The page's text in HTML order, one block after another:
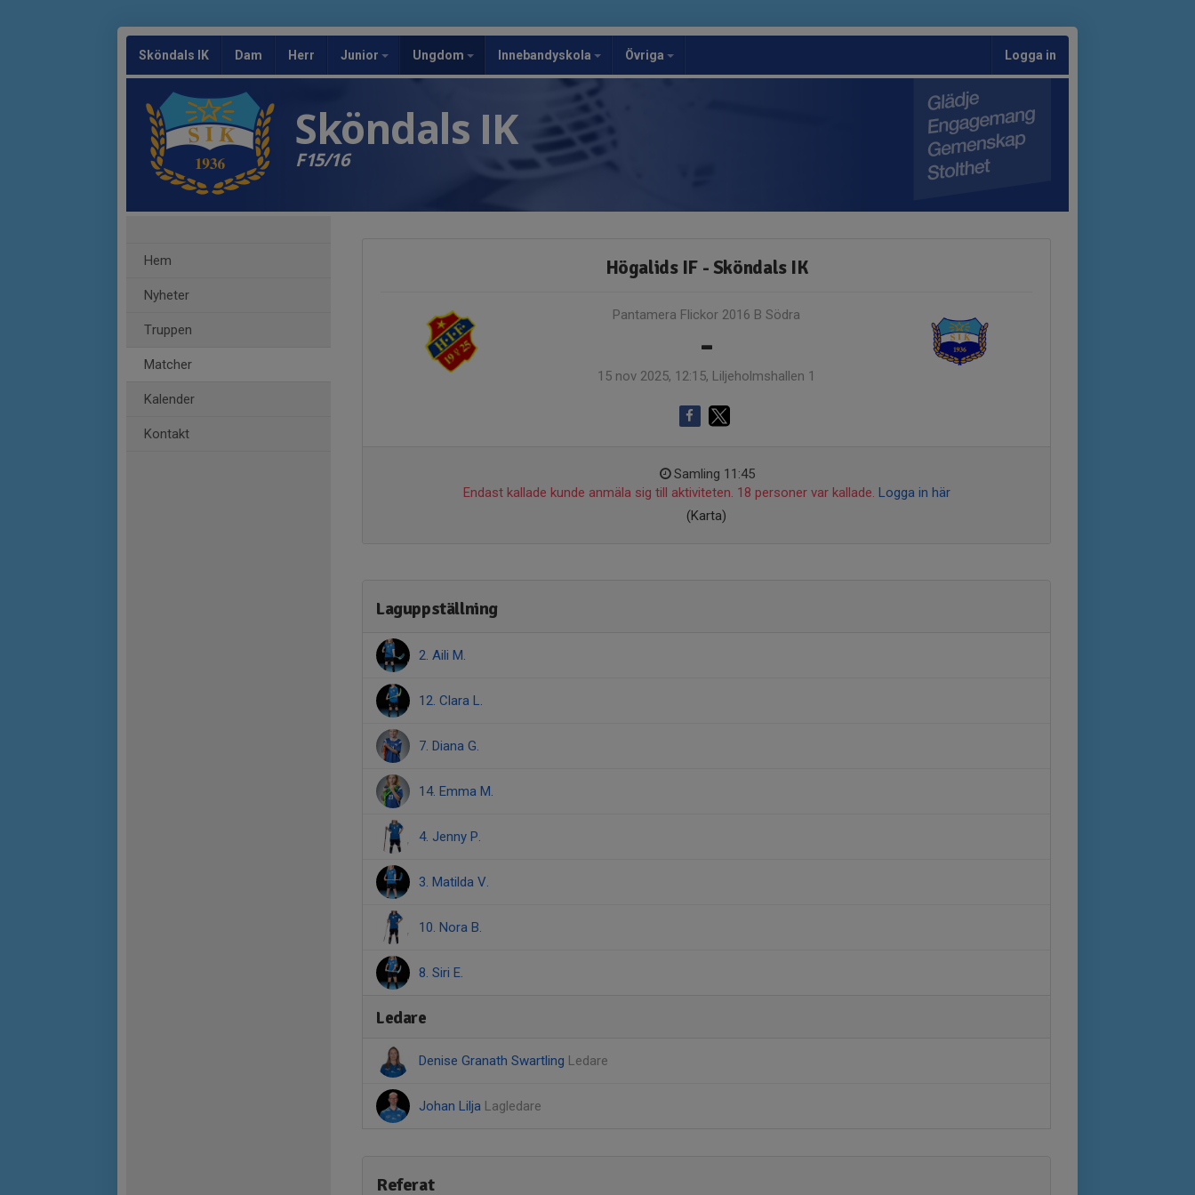
Sköndals IK Dam Herr Junior Ungdom Innebandyskola Övriga Logga in
Sköndals IK
F15/16
Hem
Nyheter
Truppen
Matcher
Kalender
Kontakt
Högalids IF - Sköndals IK
Pantamera Flickor 2016 B Södra
-
15 nov 2025, 12:15, Liljeholmshallen 1
Samling 11:45
Endast kallade kunde anmäla sig till aktiviteten. 18 personer var kallade. Logga in här
(Karta)
Laguppställning
2. Aili M.
12. Clara L.
7. Diana G.
14. Emma M.
4. Jenny P.
3. Matilda V.
10. Nora B.
8. Siri E.
Ledare
Denise Granath Swartling Ledare
Johan Lilja Lagledare
Referat